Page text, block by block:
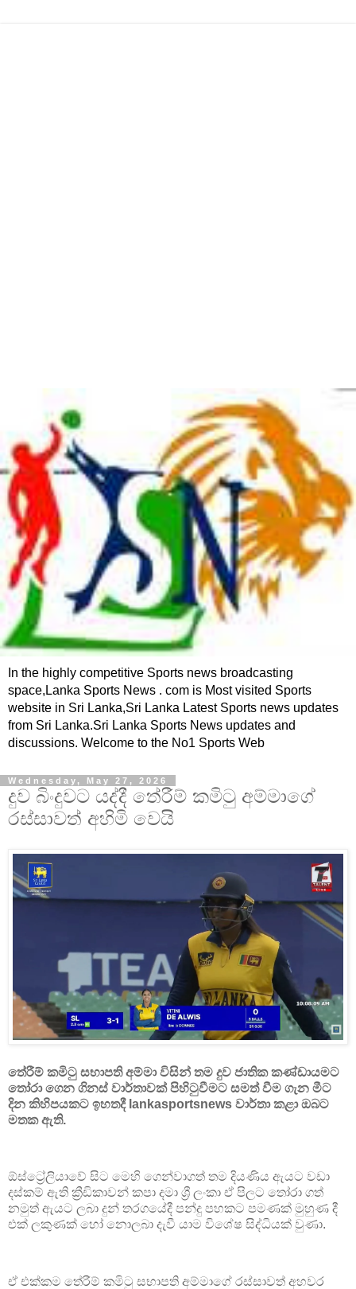
In the highly competitive Sports news broadcasting
space,Lanka Sports News . com is Most visited Sports
website in Sri Lanka,Sri Lanka Latest Sports news updates
from Sri Lanka.Sri Lanka Sports News updates and
discussions. Welcome to the No1 Sports Web
Wednesday, May 27, 2026
දුව බිංදුවට යද්දී තේරීම් කමිටු අම්මාගේ
රස්සාවත් අහිමි වෙයි
තේරීම් කමිටු සභාපති අම්මා විසින් තම දුව ජාතික කණ්ඩායමට
තෝරා ගෙන ගිනස් වාර්තාවක් පිහිටුවීමට සමත් වීම ගැන මීට
දින කිහිපයකට ඉහතදී lankasportsnews වාර්තා කළා ඔබට
මතක ඇති.
ඕස්ට්‍රේලියාවේ සිට මෙහි ගෙන්වාගත් තම දියණිය ඇයට වඩා
දස්කම් ඇති ක්‍රීඩිකාවන් කපා දමා ශ්‍රී ලංකා ඒ පිලට තෝරා ගත්
නමුත් ඇයට ලබා දුන් තරගයේදී පන්දු පහකට පමණක් මුහුණ දී
එක් ලකුණක් හෝ නොලබා දැවී යාම විශේෂ සිද්ධියක් වුණා.
ඒ එක්කම තේරීම් කමිටු සභාපති අම්මාගේ රස්සාවත් අහවර